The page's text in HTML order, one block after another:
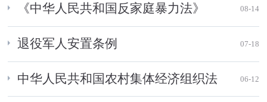
《中华人民共和国反家庭暴力法》 08-14
退役军人安置条例 07-18
中华人民共和国农村集体经济组织法 06-12